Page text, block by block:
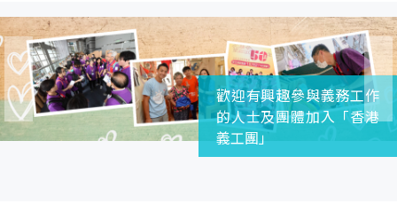
Skip
to
main
content
歡迎有興趣參與義務工作
的人士及團體加入「香港
義工團」